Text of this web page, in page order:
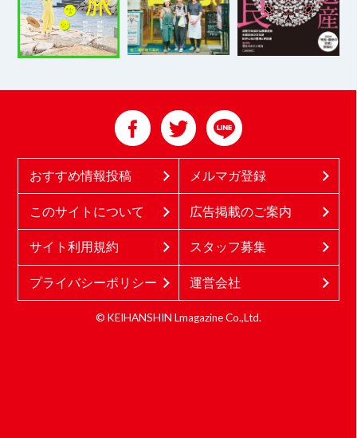
おすすめ情報投稿 メルマガ登録
このサイトについて 広告掲載のご案内
サイト利用規約 スタッフ募集
プライバシーポリシー 運営会社
© KEIHANSHIN Lmagazine Co.,Ltd.